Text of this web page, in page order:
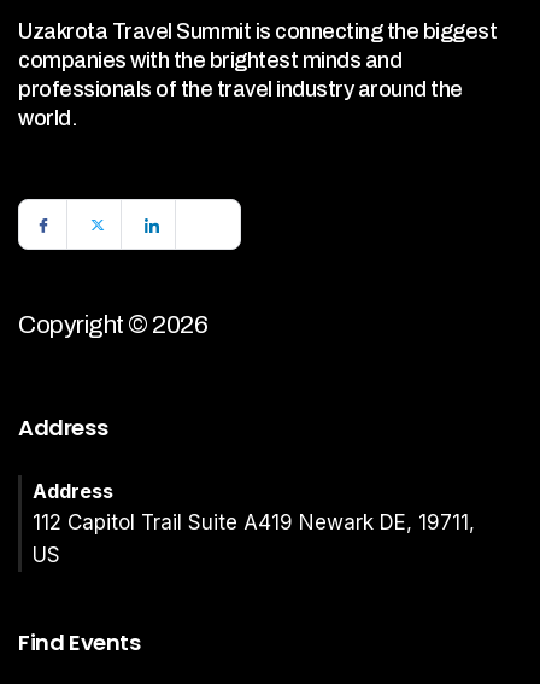
Uzakrota Travel Summit is connecting the biggest
companies with the brightest minds and
professionals of the travel industry around the
world.
Copyright © 2026
Address
Address
112 Capitol Trail Suite A419 Newark DE, 19711,
US
Find Events